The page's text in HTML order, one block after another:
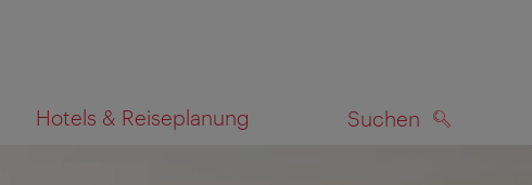
Hotels & Reiseplanung Suchen